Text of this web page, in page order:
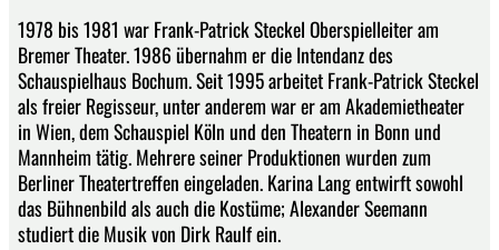
1978 bis 1981 war Frank-Patrick Steckel Oberspielleiter am
Bremer Theater. 1986 übernahm er die Intendanz des
Schauspielhaus Bochum. Seit 1995 arbeitet Frank-Patrick Steckel
als freier Regisseur, unter anderem war er am Akademietheater
in Wien, dem Schauspiel Köln und den Theatern in Bonn und
Mannheim tätig. Mehrere seiner Produktionen wurden zum
Berliner Theatertreffen eingeladen. Karina Lang entwirft sowohl
das Bühnenbild als auch die Kostüme; Alexander Seemann
studiert die Musik von Dirk Raulf ein.